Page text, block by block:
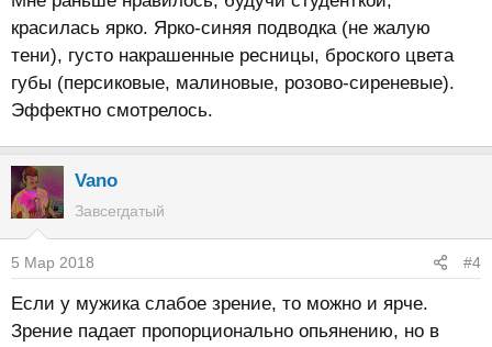
красилась ярко. Ярко-синяя подводка (не жалую
тени), густо накрашенные ресницы, броского цвета
губы (персиковые, малиновые, розово-сиреневые).
Эффектно смотрелось.
Vano
Завсегдатый
5 Мар 2018 #4
Если у мужика слабое зрение, то можно и ярче.
Зрение падает пропорционально опьянению, но в